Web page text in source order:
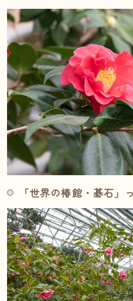
「世界の椿館・碁石」